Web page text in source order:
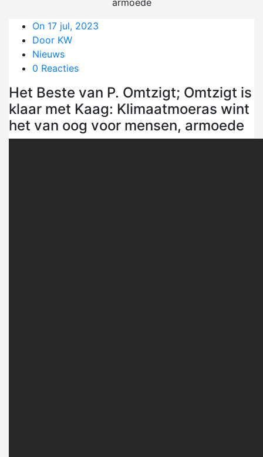
armoede
On 17 jul, 2023
Door KW
Nieuws
0 Reacties
Het Beste van P. Omtzigt; Omtzigt is
klaar met Kaag: Klimaatmoeras wint
het van oog voor mensen, armoede